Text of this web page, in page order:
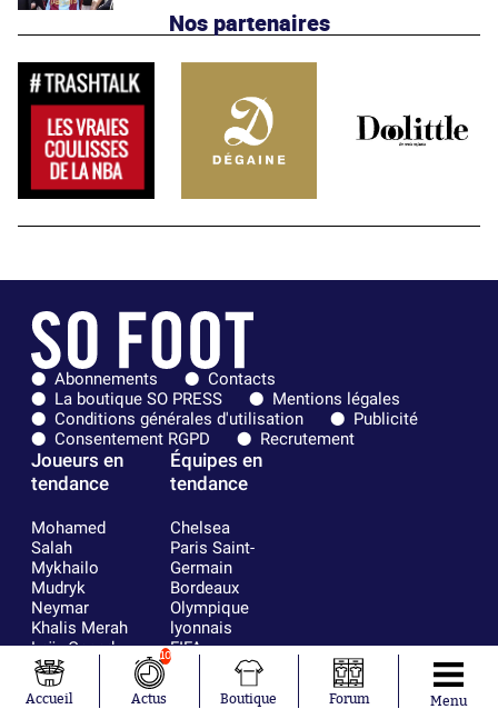
Nos partenaires
Abonnements
Contacts
La boutique SO PRESS
Mentions légales
Conditions générales d'utilisation
Publicité
Consentement RGPD
Recrutement
Joueurs en
tendance
Mohamed
Salah
Mykhailo
Mudryk
Neymar
Khalis Merah
Loïs Openda
Moussa
Niakhaté
Nicolás
Équipes en
tendance
Chelsea
Paris Saint-
Germain
Bordeaux
Olympique
lyonnais
FIFA
Real Madrid
RC Strasbourg
AC Milan
Accueil
10
Actus Boutique Forum Menu